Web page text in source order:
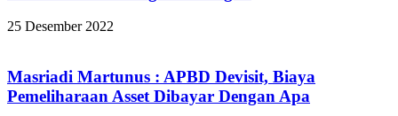
25 Desember 2022
Masriadi Martunus : APBD Devisit, Biaya
Pemeliharaan Asset Dibayar Dengan Apa